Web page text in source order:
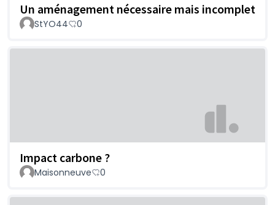
Un aménagement nécessaire mais incomplet
StYO44 0
Impact carbone ?
Maisonneuve 0